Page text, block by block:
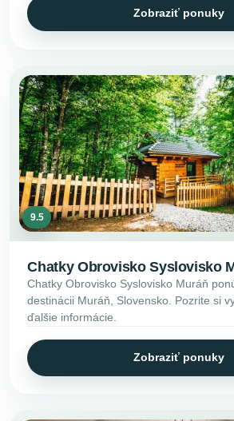
Zobraziť ponuky
9.5
Chatky Obrovisko Syslovisko
Chatky Obrovisko Syslovisko Muráň
destinácii Muráň, Slovensko. Pozrite si
ďalšie informácie.
Zobraziť ponuky